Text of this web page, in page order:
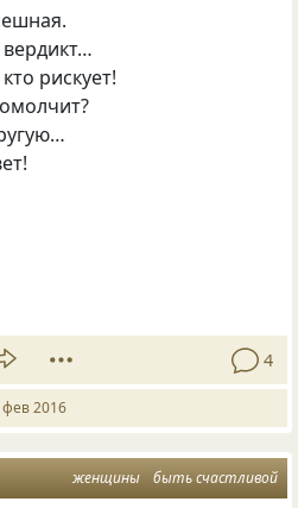
рискует!
4
фев 2016
женщины быть счастливой